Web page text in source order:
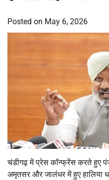
Posted on May 6, 2026
चंडीगढ़में प्रेस कॉन्फ्रेंस करते हुए
अमृतसरऔरजालंधरमें हुए हालिया